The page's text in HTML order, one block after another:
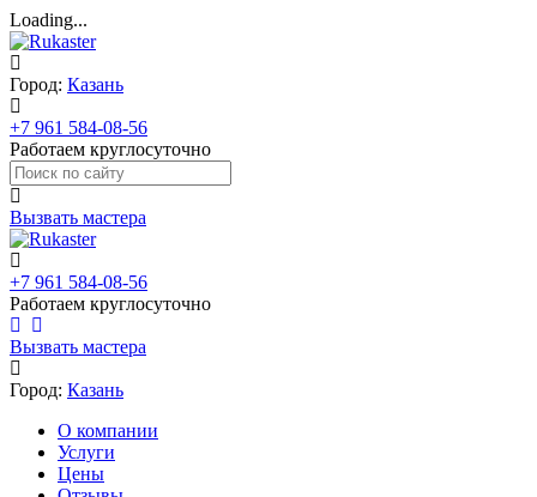
Loading...
Город: Казань
+7 961 584-08-56
Работаем круглосуточно
Вызвать мастера
+7 961 584-08-56
Работаем круглосуточно
Вызвать мастера
Город: Казань
О компании
Услуги
Цены